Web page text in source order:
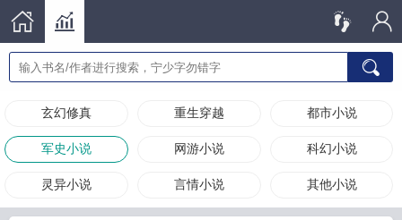
玄幻修真 重生穿越 都市小说
军史小说 网游小说 科幻小说
灵异小说 言情小说 其他小说